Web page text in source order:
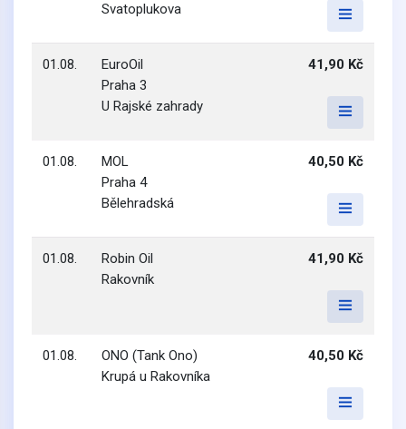
Svatoplukova
01.08.
EuroOil
Praha 3
U Rajské zahrady
41,90 Kč
01.08.
MOL
Praha 4
Bělehradská
40,50 Kč
01.08.
Robin Oil
Rakovník
41,90 Kč
01.08.
ONO (Tank Ono)
Krupá u Rakovníka
40,50 Kč